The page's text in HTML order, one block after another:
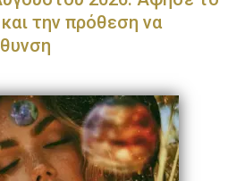
την πρόθεση να